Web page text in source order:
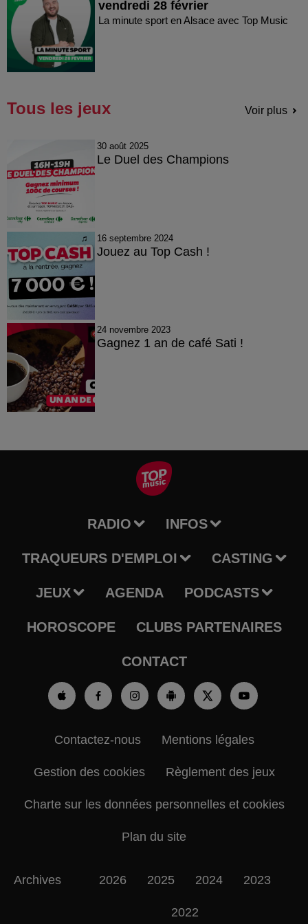
vendredi 28 février
La minute sport en Alsace avec Top Music
Tous les jeux Voir plus
30 août 2025
Le Duel des Champions
16 septembre 2024
Jouez au Top Cash !
24 novembre 2023
Gagnez 1 an de café Sati !
RADIO INFOS
TRAQUEURS D'EMPLOI CASTING
JEUX AGENDA PODCASTS
HOROSCOPE CLUBS PARTENAIRES
CONTACT
Contactez-nous Mentions légales
Gestion des cookies Règlement des jeux
Charte sur les données personnelles et cookies
Plan du site
Archives 2026 2025 2024 2023
2022